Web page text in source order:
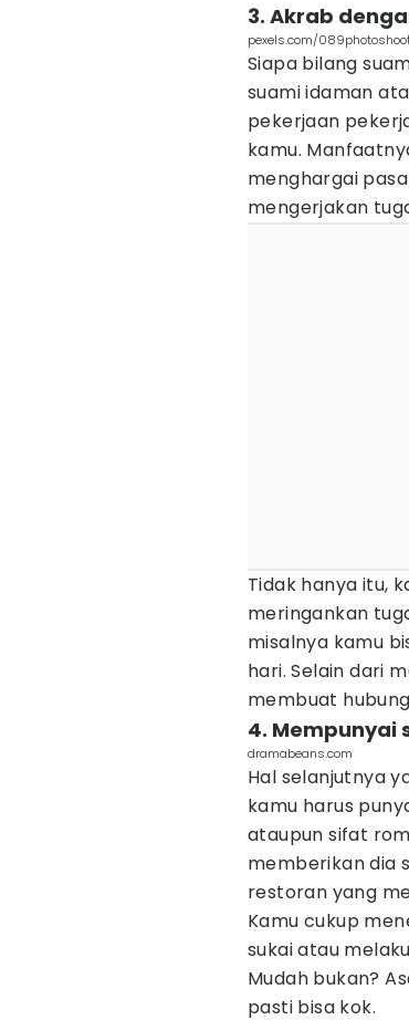
3. Akrab
pexels.com/
Siapa bilang
suami idaman
pekerjaan
kamu.
menghargai
mengerjakan
Tidak hanya itu,
meringankan
misalnya kamu
hari. Selain dari
membuat
4. Mempunyai
dramabeans.com
Hal selanjutnya
kamu harus
ataupun sifat
memberikan dia
restoran yang
Kamu cukup
sukai atau
Mudah bukan?
pasti bisa kok.